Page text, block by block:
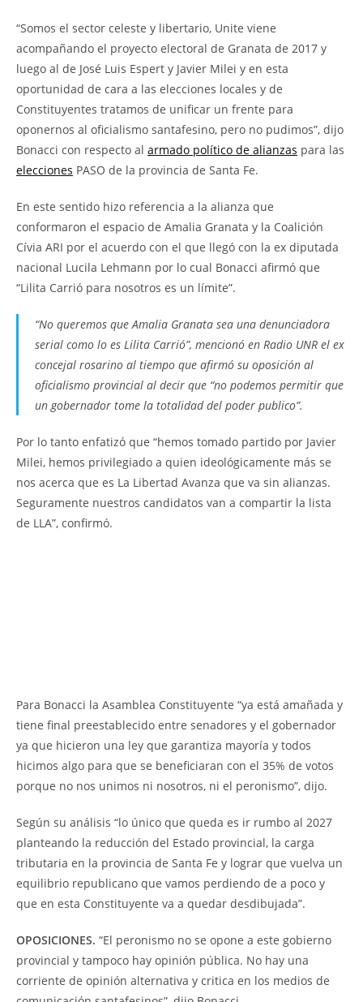
“Somos el sector celeste y libertario, Unite viene
acompañando el proyecto electoral de Granata de 2017 y
luego al de José Luis Espert y Javier Milei y en esta
oportunidad de cara a las elecciones locales y de
Constituyentes tratamos de unificar un frente para
oponernos al oficialismo santafesino, pero no pudimos”, dijo
Bonacci con respecto al armado político de alianzas para las
elecciones PASO de la provincia de Santa Fe.
En este sentido hizo referencia a la alianza que
conformaron el espacio de Amalia Granata y la Coalición
Cívia ARI por el acuerdo con el que llegó con la ex diputada
nacional Lucila Lehmann por lo cual Bonacci afirmó que
“Lilita Carrió para nosotros es un límite”.
“No queremos que Amalia Granata sea una denunciadora
serial como lo es Lilita Carrió”, mencionó en Radio UNR el ex
concejal rosarino al tiempo que afirmó su oposición al
oficialismo provincial al decir que “no podemos permitir que
un gobernador tome la totalidad del poder publico”.
Por lo tanto enfatizó que “hemos tomado partido por Javier
Milei, hemos privilegiado a quien ideológicamente más se
nos acerca que es La Libertad Avanza que va sin alianzas.
Seguramente nuestros candidatos van a compartir la lista
de LLA”, confirmó.
Para Bonacci la Asamblea Constituyente “ya está amañada y
tiene final preestablecido entre senadores y el gobernador
ya que hicieron una ley que garantiza mayoría y todos
hicimos algo para que se beneficiaran con el 35% de votos
porque no nos unimos ni nosotros, ni el peronismo”, dijo.
Según su análisis “lo único que queda es ir rumbo al 2027
planteando la reducción del Estado provincial, la carga
tributaria en la provincia de Santa Fe y lograr que vuelva un
equilibrio republicano que vamos perdiendo de a poco y
que en esta Constituyente va a quedar desdibujada”.
OPOSICIONES. “El peronismo no se opone a este gobierno
provincial y tampoco hay opinión pública. No hay una
corriente de opinión alternativa y critica en los medios de